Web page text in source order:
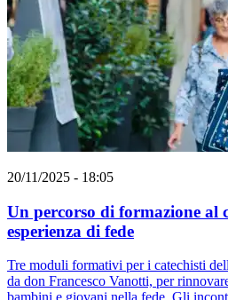
20/11/2025 - 18:05
Un percorso di formazione al
esperienza di fede
Tre moduli formativi per i catechisti
da don Francesco Vanotti, per